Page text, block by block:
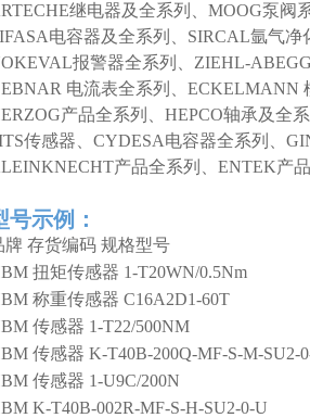
继电器及全系列、MOOG泵阀
电容器及全系列、SIRCAL氩气净
报警器全系列、ZIEHL-
电流表全系列、ECKELMANN
产品全系列、HEPCO轴承及全
传感器、CYDESA电容器全系列、
产品全系列、ENTEK产
号示例：
牌 存货编码 规格型号
扭矩传感器 1-T20WN/0.5Nm
称重传感器 C16A2D1-60T
传感器 1-T22/500NM
传感器 K-T40B-200Q-MF-S-M-SU2-
传感器 1-U9C/200N
K-T40B-002R-MF-S-H-SU2-0-U